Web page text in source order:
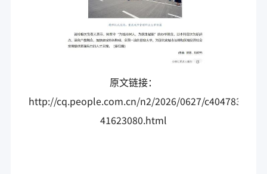
原文链接：
http://cq.people.com.cn/n2/2026/0627/c404783-
41623080.html